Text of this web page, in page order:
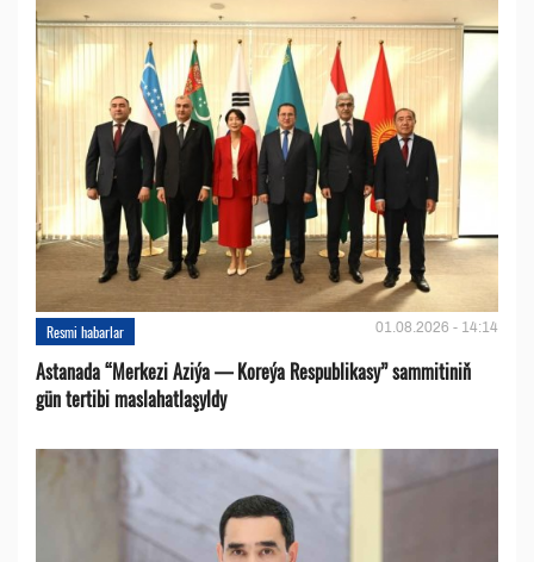
Resmi habarlar 01.08.2026 - 14:14
Astanada “Merkezi Aziýa — Koreýa Respublikasy” sammitiniň
gün tertibi maslahatlaşyldy